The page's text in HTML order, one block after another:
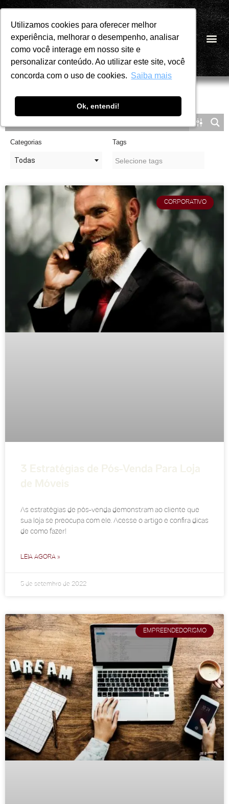
Utilizamos cookies para oferecer melhor
experiência, melhorar o desempenho, analisar
como você interage em nosso site e
personalizar conteúdo. Ao utilizar este site, você
concorda com o uso de cookies. Saiba mais
Ok, entendi!
Utilizamos cookies para oferecer melhor
experiência, melhorar o desempenho, analisar
como você interage em nosso site e
personalizar conteúdo. Ao utilizar este site, você
concorda com o uso de cookies. Saiba mais
Ok, entendi!
Pular
para
o
conteúdo
PT
Categorias
Todas
Tags
CORPORATIVO
3 Estratégias de Pós-Venda Para Loja
de Móveis
As estratégias de pós-venda demonstram ao cliente que
sua loja se preocupa com ele. Acesse o artigo e confira dicas
de como fazer!
LEIA AGORA »
5 de setembro de 2022
EMPREENDEDORISMO